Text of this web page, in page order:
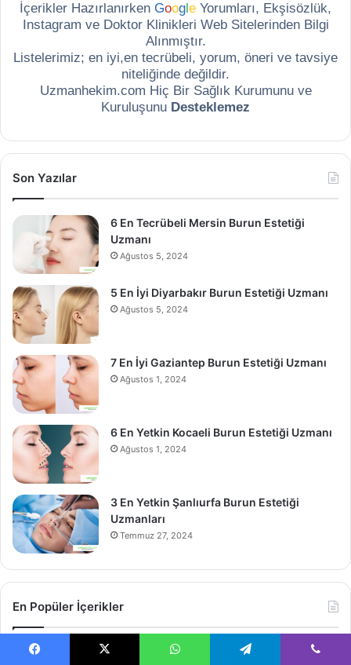
İçerikler Hazırlanırken Google Yorumları, Ekşisözlük,
Instagram ve Doktor Klinikleri Web Sitelerinden Bilgi
Alınmıştır.
Listelerimiz; en iyi,en tecrübeli, yorum, öneri ve tavsiye
niteliğinde değildir.
Uzmanhekim.com Hiç Bir Sağlık Kurumunu ve
Kuruluşunu Desteklemez
Son Yazılar
6 En Tecrübeli Mersin Burun Estetiği
Uzmanı
Ağustos 5, 2024
5 En İyi Diyarbakır Burun Estetiği Uzmanı
Ağustos 5, 2024
7 En İyi Gaziantep Burun Estetiği Uzmanı
Ağustos 1, 2024
6 En Yetkin Kocaeli Burun Estetiği Uzmanı
Ağustos 1, 2024
3 En Yetkin Şanlıurfa Burun Estetiği
Uzmanları
Temmuz 27, 2024
En Popüler İçerikler
10 En İyi Bursa Dermatoloji (Cildiye)